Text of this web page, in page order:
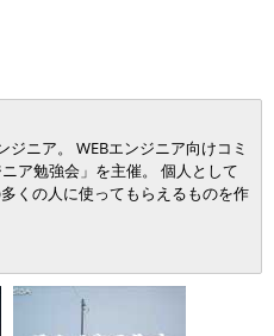
ジニア。 WEBエンジニア向けコミ
ア勉強会」を主催。 個人として
くの人に使ってもらえるものを作